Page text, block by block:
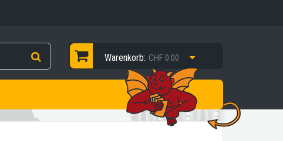
Warenkorb: CHF 0.00